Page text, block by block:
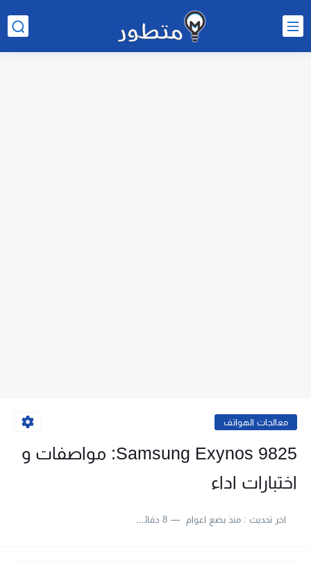
معالجات الهواتف
Samsung Exynos 9825: مواصفات و
اختبارات اداء
اخر تحديث :منذ بضع اعوام 8 دقائق للقراءة